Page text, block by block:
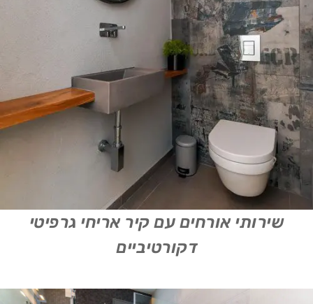
שירותי אורחים עם קיר אריחי גרפיטי
דקורטיביים